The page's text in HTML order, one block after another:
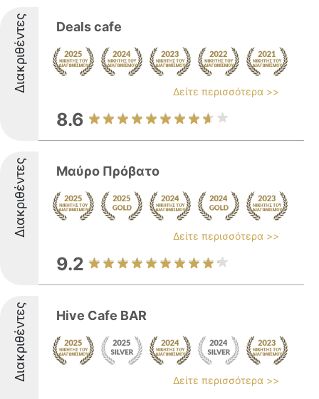
Διακριθέντες Deals cafe
Δείτε περισσότερα >>
8.6
Διακριθέντες Μαύρο Πρόβατο
Δείτε περισσότερα >>
9.2
Διακριθέντες Hive Cafe BAR
Δείτε περισσότερα >>